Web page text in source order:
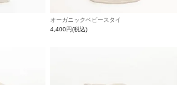
オーガニックベビースタイ
4,400円(税込)